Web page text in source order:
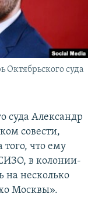
Октябрьского суда
суда Александр
совести,
того, что ему
в колонии-
на несколько
Москвы».